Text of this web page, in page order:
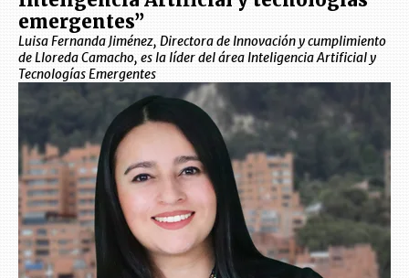
emergentes”
Luisa Fernanda Jiménez, Directora de Innovación y cumplimiento
de Lloreda Camacho, es la líder del área Inteligencia Artificial y
Tecnologías Emergentes